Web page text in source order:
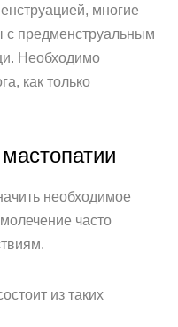
многие
предменструальным
Необходимо
как только
необходимое
часто
из таких